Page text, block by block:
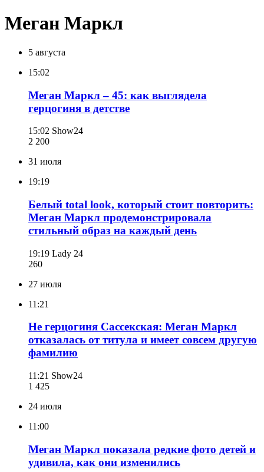
Меган Маркл
5 августа
15:02
Меган Маркл – 45: как выглядела
герцогиня в детстве
15:02 Show24
2 200
31 июля
19:19
Белый total look, который стоит повторить:
Меган Маркл продемонстрировала
стильный образ на каждый день
19:19 Lady 24
260
27 июля
11:21
Не герцогиня Сассекская: Меган Маркл
отказалась от титула и имеет совсем другую
фамилию
11:21 Show24
1 425
24 июля
11:00
Меган Маркл показала редкие фото детей и
удивила, как они изменились